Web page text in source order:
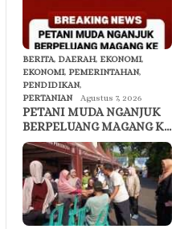
BERITA, DAERAH, EKONOMI,
EKONOMI, PEMERINTAHAN,
PENDIDIKAN,
PERTANIAN
Agustus 7, 2026
PETANI MUDA NGANJUK
BERPELUANG MAGANG K…